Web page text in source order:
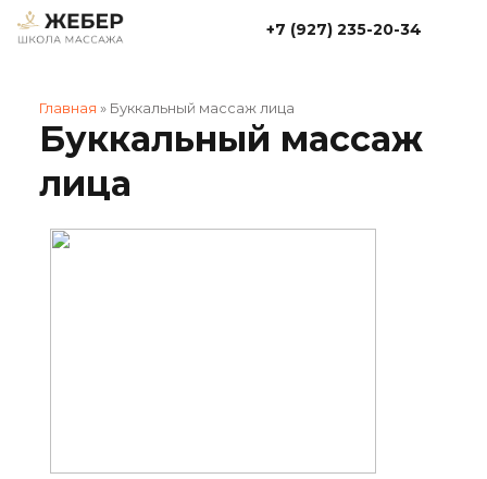
+7 (927) 235-20-34
Главная » Буккальный массаж лица
Буккальный массаж
лица